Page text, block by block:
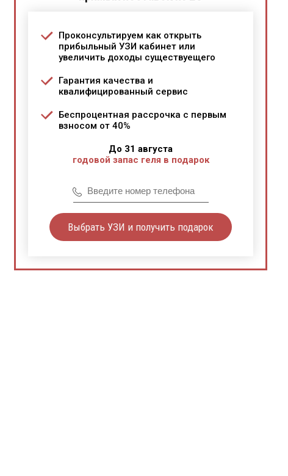
Проконсультируем как открыть
прибыльный УЗИ кабинет или
увеличить доходы существуещего
Гарантия качества и
квалифицированный сервис
Беспроцентная рассрочка с первым
взносом от 40%
До 31 августа
годовой запас геля в подарок
Выбрать УЗИ и получить подарок